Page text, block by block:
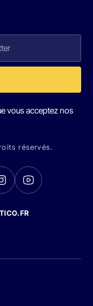
vous acceptez nos
réservés.